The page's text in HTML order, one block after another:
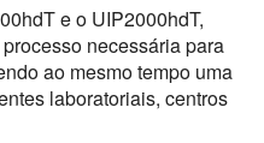
e o UIP2000hdT,
necessária para
ao mesmo tempo uma
laboratoriais, centros